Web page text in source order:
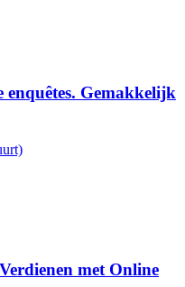
enquêtes. Gemakkelijk
met Online